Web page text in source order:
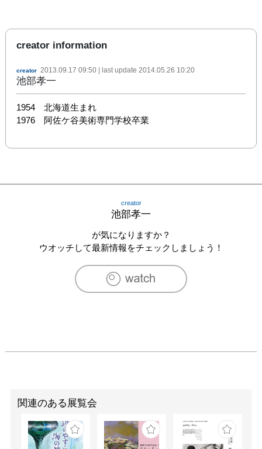
creator information
creator 2013.09.17 09:50 | last update 2014.05.26 10:20
池部孝一
1954　北海道生まれ
1976　阿佐ケ谷美術専門学校卒業
creator
池部孝一
が気になりますか？
ウオッチして最新情報をチェックしましょう！
関連のある展覧会